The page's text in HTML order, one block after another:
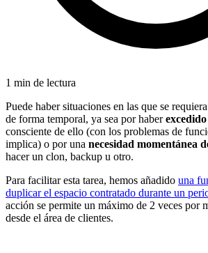
1 min de lectura
Puede haber situaciones en las que se
de forma temporal, ya sea por haber
consciente de ello (con los problemas de
implica) o por una necesidad momentánea
hacer un clon, backup u otro.
Para facilitar esta tarea, hemos añadido una
duplicar el espacio contratado durante un
acción se permite un máximo de 2 veces por
desde el área de clientes.